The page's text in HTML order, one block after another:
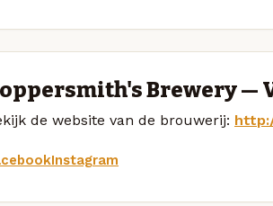
Brewery —
de website van de brouwerij:
Instagram